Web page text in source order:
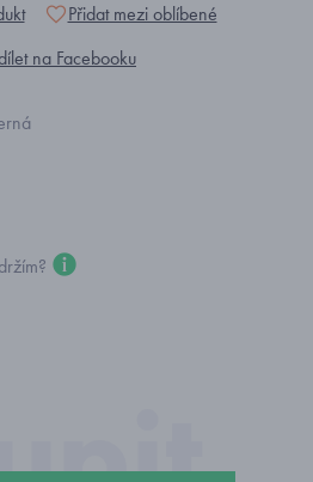
Přidat mezi oblíbené
na Facebooku